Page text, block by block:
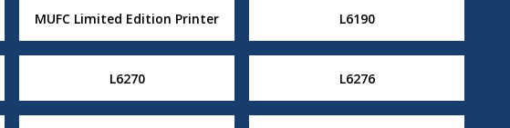
MUFC Limited Edition Printer L6190
L6270 L6276